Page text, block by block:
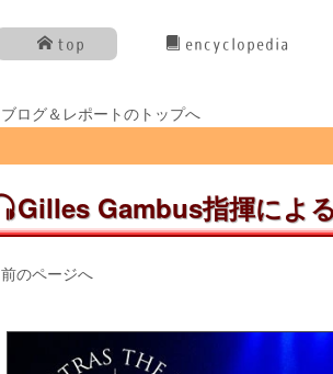
top encyclopedia
ブログ＆レポートのトップへ
Gilles Gambus指揮によ
前のページへ